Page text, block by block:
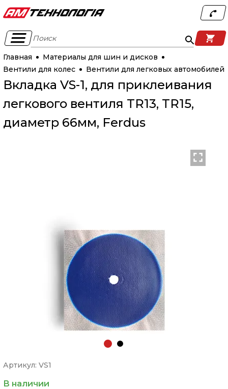
Поиск
Главная
Материалы для шин и дисков
Вентили для колес
Вентили для легковых автомобилей
Вкладка VS-1, для приклеивания
легкового вентиля TR13, TR15,
диаметр 66мм, Ferdus
Артикул: VS1
В наличии